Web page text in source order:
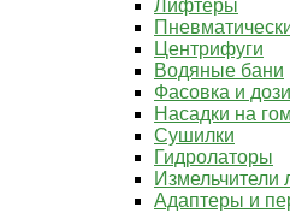
Лифтеры
Центрифуги
Водяные бани
Фасовка и
Насадки на
Сушилки
Гидролаторы
Измельчители
Адаптеры и